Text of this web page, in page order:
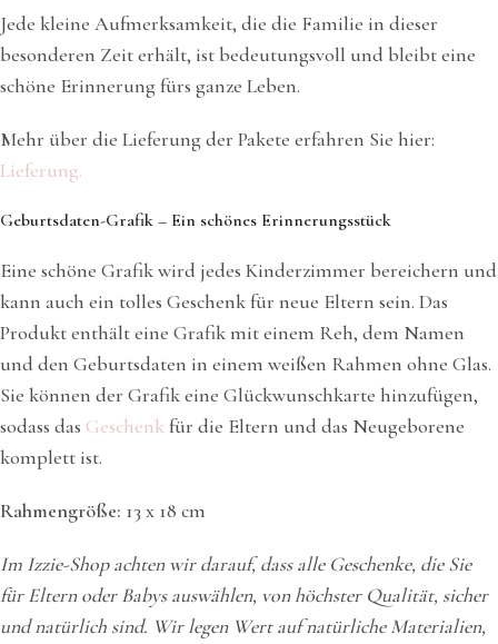
Jede kleine Aufmerksamkeit, die die Familie in dieser
besonderen Zeit erhält, ist bedeutungsvoll und bleibt eine
schöne Erinnerung fürs ganze Leben.
Mehr über die Lieferung der Pakete erfahren Sie hier:
Lieferung.
Geburtsdaten-Grafik – Ein schönes Erinnerungsstück
Eine schöne Grafik wird jedes Kinderzimmer bereichern und
kann auch ein tolles Geschenk für neue Eltern sein. Das
Produkt enthält eine Grafik mit einem Reh, dem Namen
und den Geburtsdaten in einem weißen Rahmen ohne Glas.
Sie können der Grafik eine Glückwunschkarte hinzufügen,
sodass das Geschenk für die Eltern und das Neugeborene
komplett ist.
Rahmengröße: 13 x 18 cm
Im Izzie-Shop achten wir darauf, dass alle Geschenke, die Sie
für Eltern oder Babys auswählen, von höchster Qualität, sicher
und natürlich sind. Wir legen Wert auf natürliche Materialien,